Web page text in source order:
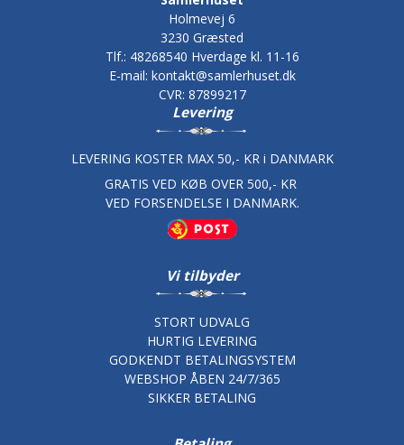
Holmevej 6
3230 Græsted
Tlf.: 48268540 Hverdage kl. 11-16
E-mail: kontakt@samlerhuset.dk
CVR: 87899217
Levering
LEVERING KOSTER MAX 50,- KR i DANMARK
GRATIS VED KØB OVER 500,- KR
VED FORSENDELSE I DANMARK.
Vi tilbyder
STORT UDVALG
HURTIG LEVERING
GODKENDT BETALINGSYSTEM
WEBSHOP ÅBEN 24/7/365
SIKKER BETALING